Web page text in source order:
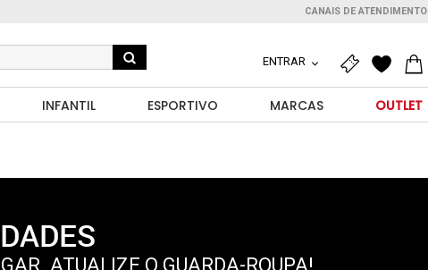
CANAIS DE ATENDIMENTO
ENTRAR
INFANTIL ESPORTIVO MARCAS OUTLET
ATUALIZE O GUARDA-ROUPA!